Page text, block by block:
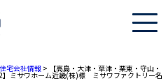
宅会社情報 > 【高島・大津・草津・栗東・守山・
】ミサワホーム近畿(株)様 ミサワファクトリー名